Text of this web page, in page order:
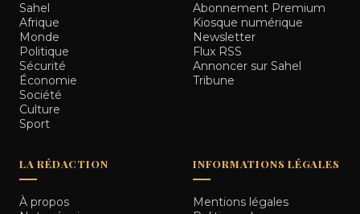
Sahel
Afrique
Monde
Politique
Sécurité
Économie
Société
Culture
Sport
Abonnement Premium
Kiosque numérique
Newsletter
Flux RSS
Annoncer sur Sahel
Tribune
LA RÉDACTION
À propos
INFORMATIONS LÉGALES
Mentions légales